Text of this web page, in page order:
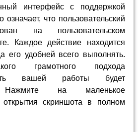
интерфейс с поддержкой
что пользовательский
на пользовательском
Каждое действие находится
его удобней всего выполнять.
грамотного подхода
вашей работы будет
Нажмите на маленькое
скриншота в полном